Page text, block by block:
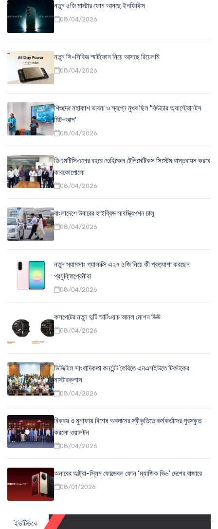
নতুন ৫জি মাস্টার ফোন আনছে ইনফিনিক্স
08/04/2026
নতুন সি-সিরিজ স্মার্টফোন নিয়ে আসছে রিয়েলমি
08/04/2026
শিশুদের মহাকাশ ভাবনা ও স্বপ্নে মুখর ছিল 'ফিউচার অ্যাস্ট্রোনটস
মিট-আপ'
08/04/2026
ডিএমটিসিএলের বহরে ভেহিকেল টেলিমেটিকস সিস্টেম বাস্তবায়ন করবে
কারকোপোলো
08/04/2026
বাংলাদেশে উবারের হাইব্রিড সাবস্ক্রিপশন চালু
08/04/2026
নতুন স্যামসাং গ্যালাক্সি এ২৭ ৫জি নিয়ে কী প্রত্যাশা করছেন
প্রযুক্তিপ্রেমীরা
08/04/2026
কসপেটের নতুন দুটি স্মার্টওয়াচ আনল মোশন ভিউ
08/04/2026
ডিজিটাল সাংবাদিকতা কনটেন্ট তৈরিতে এনএসইউতে টিকটকের
মাস্টারক্লাস
08/04/2026
বিক্রয় ও মুনাফায় বিশেষ অবদানের স্বীকৃতিতে কর্মকর্তাদের পুরস্কৃত
করলো ওয়ালটন
08/04/2026
অনারের আল্ট্রা-স্লিম ফোল্ডেবল ফোন ‘ম্যাজিক ভি৬’ দেশের বাজারে
08/01/2026
ইউটিউবে